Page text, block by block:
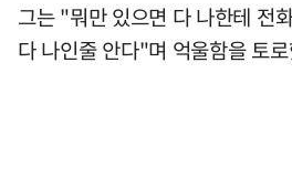
그는 "뭐만 있으면 다 나한테 전
다 나인줄 안다"며 억울함을 토